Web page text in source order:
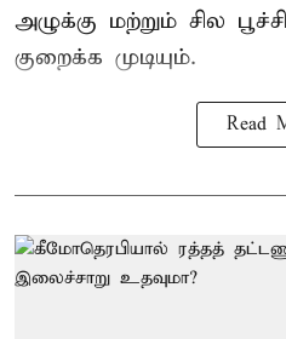
அழுக்கு மற்றும் சில
குறைக்க முடியும்.
Read